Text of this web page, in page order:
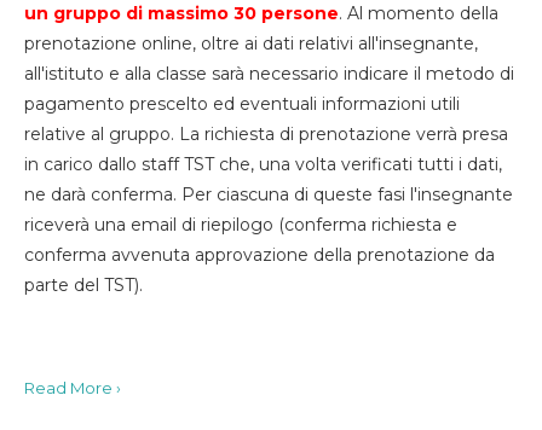
un gruppo di massimo 30 persone. Al momento della
prenotazione online, oltre ai dati relativi all'insegnante,
all'istituto e alla classe sarà necessario indicare il metodo di
pagamento prescelto ed eventuali informazioni utili
relative al gruppo. La richiesta di prenotazione verrà presa
in carico dallo staff TST che, una volta verificati tutti i dati,
ne darà conferma. Per ciascuna di queste fasi l'insegnante
riceverà una email di riepilogo (conferma richiesta e
conferma avvenuta approvazione della prenotazione da
parte del TST).
Read More ›